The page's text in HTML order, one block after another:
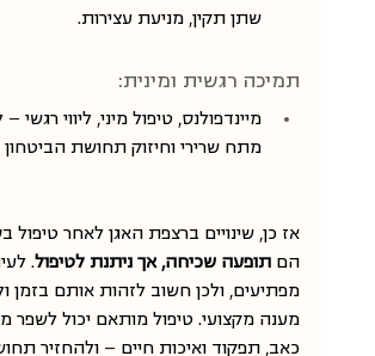
שתן תקין, מניעת עצירות.
תמיכה רגשית ומינית:
מיינדפולנס, טיפול מיני, ליווי
מתח שרירי וחיזוק תחושת הביטחון
אז כן, שינויים ברצפת האגן לאחר טיפול
הם תופעה שכיחה, אך ניתנת לטיפול.
מפתיעים, ולכן חשוב לזהות אותם בזמן
מענה מקצועי. טיפול מותאם יכול לשפר
כאב, תפקוד ואיכות חיים — ולהחזיר